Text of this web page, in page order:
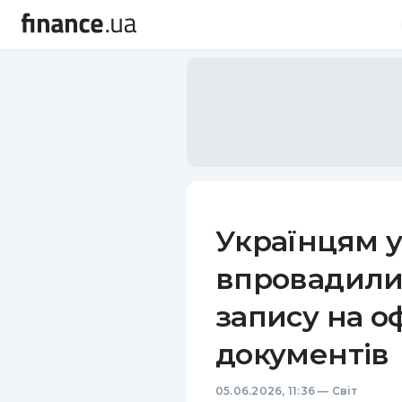
Українцям у
запису на
документів
05.06.2026, 11:36 — Світ